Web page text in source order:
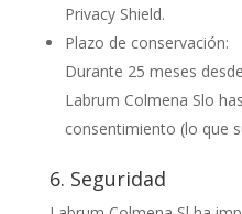
Privacy Shield.
Plazo de conservación:
Durante 25 meses
Labrum Colmena Slo
consentimiento (lo que
6. Seguridad